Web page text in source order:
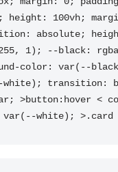
height: 100vh;
absolute;
1); --black:
color: var(--
transition:
>button:hover <
white); >.card